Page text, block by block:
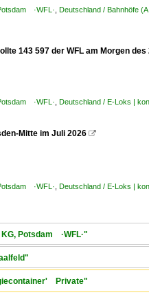
·WFL· Deutschland / Bahnhöfe
143 597 der WFL am Morgen
·WFL· Deutschland / E-Loks |
Mitte im Juli 2026 
·WFL· Deutschland / E-Loks |
Potsdam ·WFL·"
Private"